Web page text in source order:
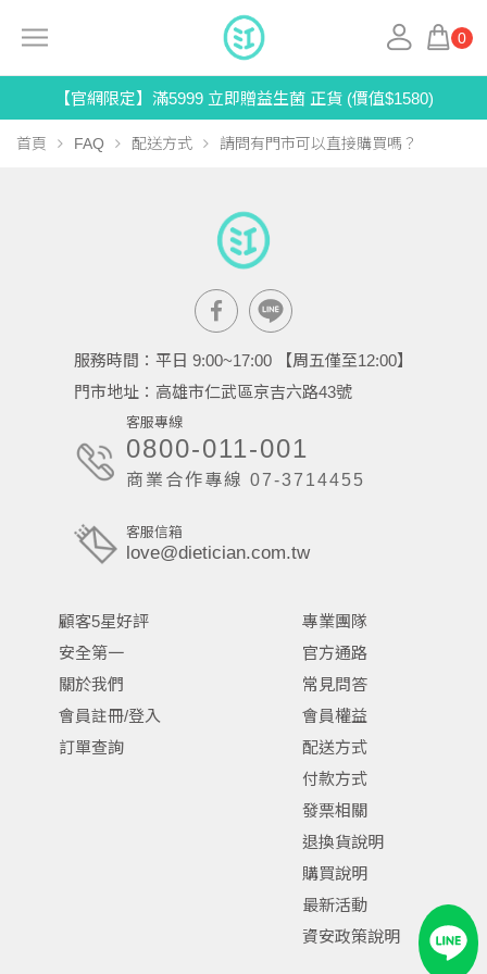
0
【官網限定】滿5999 立即贈益生菌 正貨 (價值$1580)
首頁 FAQ 配送方式 請問有門市可以直接購買嗎？
顧客5星好評
安全第一
關於我們
會員註冊/登入
訂單查詢
專業團隊
官方通路
常見問答
會員權益
配送方式
付款方式
發票相關
退換貨說明
購買說明
最新活動
資安政策說明
服務時間：平日 9:00~17:00 【周五僅至12:00】
門市地址：高雄市仁武區京吉六路43號
客服專線
0800-011-001
商業合作專線 07-3714455
客服信箱
love@dietician.com.tw